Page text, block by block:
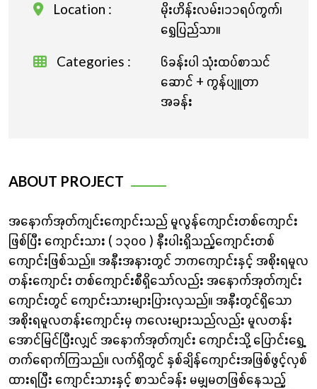
Location :
မိုးဟိန်းလမ်း၊၁၁ရပ်ကွက်၊
ရွှေပြည်သာ။
Categories :
၆ခန်းပါ သုံးထပ်စာသင်
ဆောင် + ကွန်ပျူတာ
အခန်း
ABOUT PROJECT
အနောက်အုတ်ကျင်းကျောင်းသည် မူလွန်ကျောင်းတစ်ကျောင်း
ဖြစ်ပြီး ကျောင်းသား ( ၁၃၀၀ ) နီးပါးရှိသည့်ကျောင်းတစ်
ကျောင်းဖြစ်သည်။ အနီးအနားတွင် ဘကကျောင်းနှင့် အစိုးရမူလ
တန်းကျောင်း တစ်ကျောင်းစီရှိသော်လည်း အနောက်အုတ်ကျင်း
ကျောင်းတွင် ကျောင်းသားများပြားလှသည်။ အနီးတွင်ရှိသော
အစိုးရမူလတန်းကျောင်းမှ ကလေးများသည်လည်း မူလတန်း
အောင်မြင်ပြီးလျှင် အနောက်အုတ်ကျင်း ကျောင်းသို့ ပြောင်းရွှေ့
တက်ရောက်ကြသည်။ လက်ရှိတွင် နှစ်ချိန်ကျောင်းအဖြစ်ဖွင့်လှစ်
ထားရပြီး ကျောင်းသားနှင့် စာသင်ခန်း မမျှမတဖြစ်နေသည့်